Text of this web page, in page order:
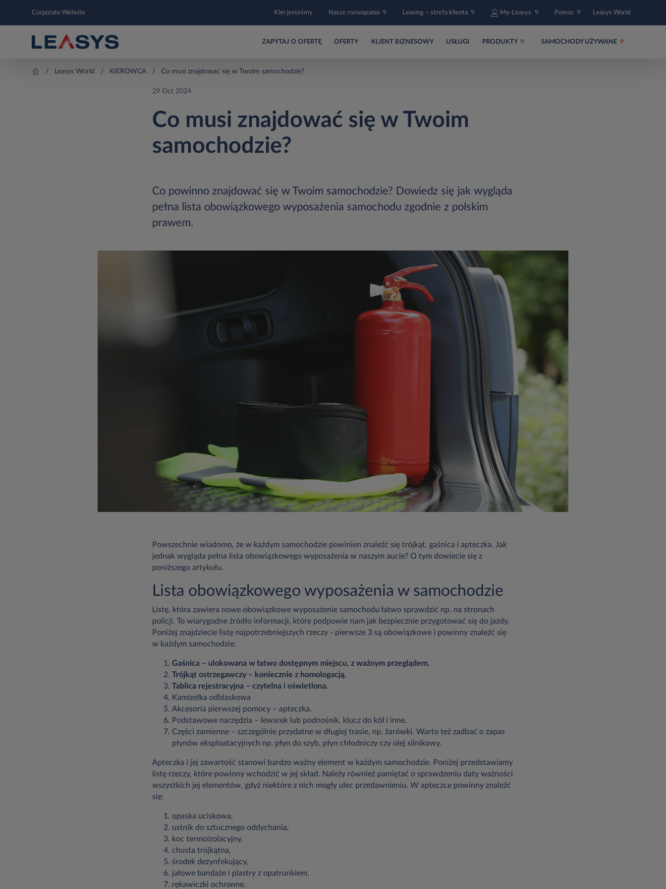
Corporate Website Kim jesteśmy Nasze rozwiązania Leasing – strefa klienta My-Leasys Pomoc Leasys World
ZAPYTAJ O OFERTĘ OFERTY KLIENT BIZNESOWY USŁUGI PRODUKTY SAMOCHODY UŻYWANE
Leasys World KIEROWCA Co musi znajdować się w Twoim samochodzie?
29 Oct 2024
Co musi znajdować się w Twoim
samochodzie?
Co powinno znajdować się w Twoim samochodzie? Dowiedz się jak wygląda
pełna lista obowiązkowego wyposażenia samochodu zgodnie z polskim
prawem.
Powszechnie wiadomo, że w każdym samochodzie powinien znaleźć się trójkąt, gaśnica i apteczka. Jak
jednak wygląda pełna lista obowiązkowego wyposażenia w naszym aucie? O tym dowiecie się z
poniższego artykułu.
Lista obowiązkowego wyposażenia w samochodzie
Listę, która zawiera nowe obowiązkowe wyposażenie samochodu łatwo sprawdzić np. na stronach
policji. To wiarygodne źródło informacji, które podpowie nam jak bezpiecznie przygotować się do jazdy.
Poniżej znajdziecie listę najpotrzebniejszych rzeczy - pierwsze 3 są obowiązkowe i powinny znaleźć się
w każdym samochodzie:
Gaśnica – ulokowana w łatwo dostępnym miejscu, z ważnym przeglądem.
Trójkąt ostrzegawczy – koniecznie z homologacją.
Tablica rejestracyjna – czytelna i oświetlona.
Kamizelka odblaskowa
Akcesoria pierwszej pomocy – apteczka.
Podstawowe narzędzia – lewarek lub podnośnik, klucz do kół i inne.
Części zamienne – szczególnie przydatne w długiej trasie, np. żarówki. Warto też zadbać o zapas
płynów eksploatacyjnych np. płyn do szyb, płyn chłodniczy czy olej silnikowy.
Apteczka i jej zawartość stanowi bardzo ważny element w każdym samochodzie. Poniżej przedstawiamy
listę rzeczy, które powinny wchodzić w jej skład. Należy również pamiętać o sprawdzeniu daty ważności
wszystkich jej elementów, gdyż niektóre z nich mogły ulec przedawnieniu. W apteczce powinny znaleźć
się:
opaska uciskowa,
ustnik do sztucznego oddychania,
koc termoizolacyjny,
chusta trójkątna,
środek dezynfekujący,
jałowe bandaże i plastry z opatrunkiem,
rękawiczki ochronne.